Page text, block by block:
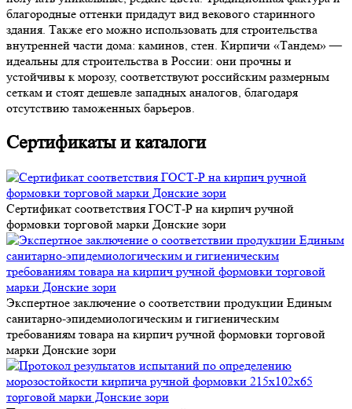
благородные оттенки придадут вид векового старинного
здания. Также его можно использовать для строительства
внутренней части дома: каминов, стен. Кирпичи «Тандем» —
идеальны для строительства в России: они прочны и
устойчивы к морозу, соответствуют российским размерным
сеткам и стоят дешевле западных аналогов, благодаря
отсутствию таможенных барьеров.
Сертификаты и каталоги
Сертификат соответствия ГОСТ-Р на кирпич ручной
формовки торговой марки Донские зори
Экспертное заключение о соответствии продукции Единым
санитарно-эпидемиологическим и гигиеническим
требованиям товара на кирпич ручной формовки торговой
марки Донские зори